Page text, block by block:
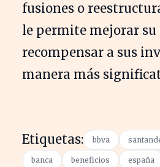
fusiones o
le permite mejorar su
recompensar a sus
manera más
Etiquetas: bbva
banca beneficios españa